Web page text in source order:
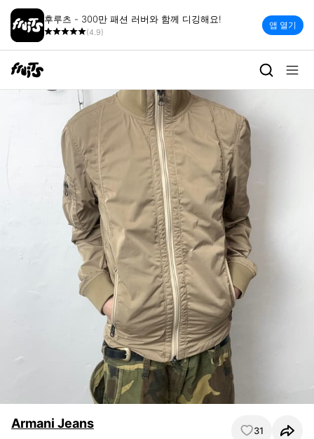
후루츠 - 300만 패션 러버와 함께 디깅해요!
(4.9)
앱 열기
Armani Jeans 31